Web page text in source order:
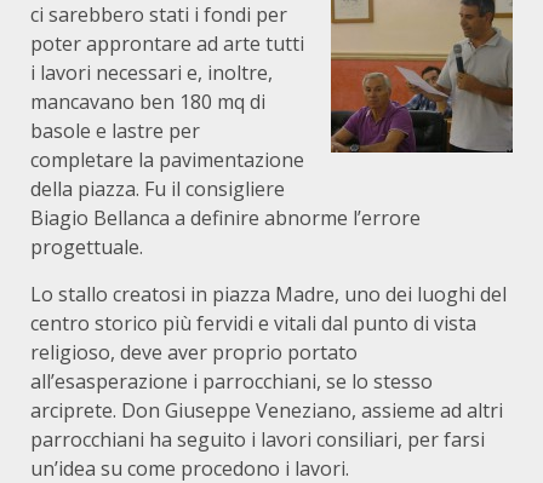
ci sarebbero stati i fondi per
poter approntare ad arte tutti
i lavori necessari e, inoltre,
mancavano ben 180 mq di
basole e lastre per
completare la pavimentazione
della piazza. Fu il consigliere
Biagio Bellanca a definire abnorme l’errore
progettuale.
Lo stallo creatosi in piazza Madre, uno dei luoghi del
centro storico più fervidi e vitali dal punto di vista
religioso, deve aver proprio portato
all’esasperazione i parrocchiani, se lo stesso
arciprete. Don Giuseppe Veneziano, assieme ad altri
parrocchiani ha seguito i lavori consiliari, per farsi
un’idea su come procedono i lavori.